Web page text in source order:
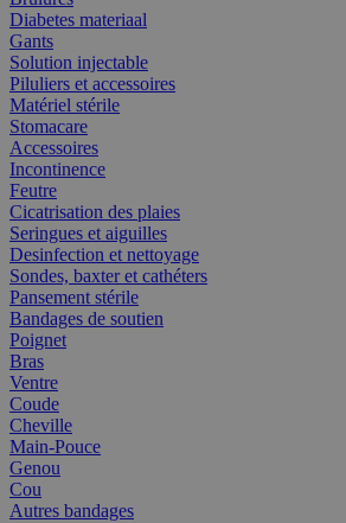
Diabetes materiaal
Gants
Solution injectable
Piluliers et accessoires
Matériel stérile
Stomacare
Accessoires
Incontinence
Feutre
Cicatrisation des plaies
Seringues et aiguilles
Desinfection et nettoyage
Sondes, baxter et cathéters
Pansement stérile
Bandages de soutien
Poignet
Bras
Ventre
Coude
Cheville
Main-Pouce
Genou
Cou
Autres bandages